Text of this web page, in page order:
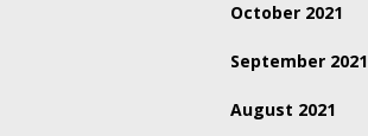
October 2021
September 2021
August 2021